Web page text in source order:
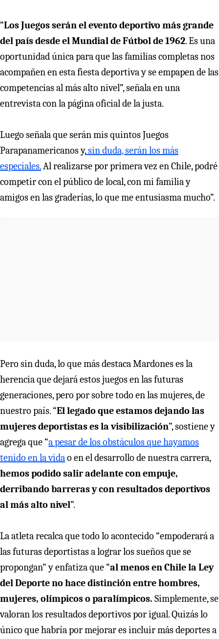
“Los Juegos serán el evento deportivo más grande
del país desde el Mundial de Fútbol de 1962. Es una
oportunidad única para que las familias completas nos
acompañen en esta fiesta deportiva y se empapen de las
competencias al más alto nivel”, señala en una
entrevista con la página oficial de la justa.
Luego señala que serán mis quintos Juegos
Parapanamericanos y,sin duda, serán los más
especiales.Al realizarse por primera vez en Chile, podré
competir con el público de local, con mi familia y
amigos en las graderías, lo que me entusiasma mucho”.
Pero sin duda, lo que más destaca Mardones es la
herencia que dejará estos juegos en las futuras
generaciones, pero por sobre todo en las mujeres, de
nuestro país. “El legado que estamos dejando las
mujeres deportistas es la visibilización”, sostiene y
agrega que “a pesar de los obstáculos que hayamos
tenido en la vidao en el desarrollo de nuestra carrera,
hemos podido salir adelante con empuje,
derribando barreras y con resultados deportivos
al más alto nivel”.
La atleta recalca que todo lo acontecido “empoderará a
las futuras deportistas a lograr los sueños que se
propongan” y enfatiza que “al menos en Chile la Ley
del Deporte no hace distinción entre hombres,
mujeres, olímpicos o paralímpicos. Simplemente, se
valoran los resultados deportivos por igual. Quizás lo
único que habría por mejorar es incluir más deportes a